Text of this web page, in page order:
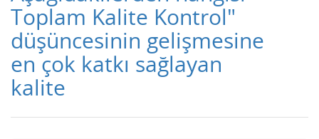
Toplam Kalite Kontrol"
düşüncesinin gelişmesine
en çok katkı sağlayan
kalite